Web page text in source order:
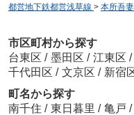
都営地下鉄都営浅草線 > 本所吾
市区町村から探す
台東区 / 墨田区 / 江東区 /
千代田区 / 文京区 / 新宿
町名から探す
南千住 / 東日暮里 / 亀戸 /